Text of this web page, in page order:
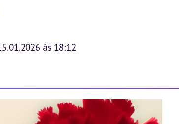
às 18:12